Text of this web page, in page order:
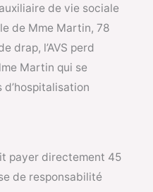
de vie sociale
de Mme Martin, 78
drap, l’AVS perd
Martin qui se
payer directement 45
de responsabilité